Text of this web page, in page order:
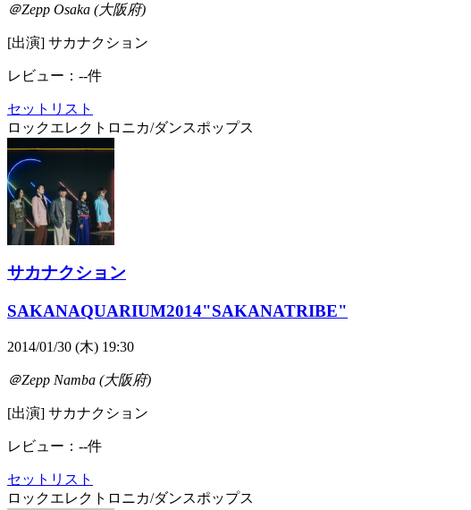
＠Zepp Osaka (大阪府)
[出演] サカナクション
レビュー：--件
セットリスト
ロックエレクトロニカ/ダンスポップス
サカナクション
SAKANAQUARIUM2014"SAKANATRIBE"
2014/01/30 (木) 19:30
＠Zepp Namba (大阪府)
[出演] サカナクション
レビュー：--件
セットリスト
ロックエレクトロニカ/ダンスポップス